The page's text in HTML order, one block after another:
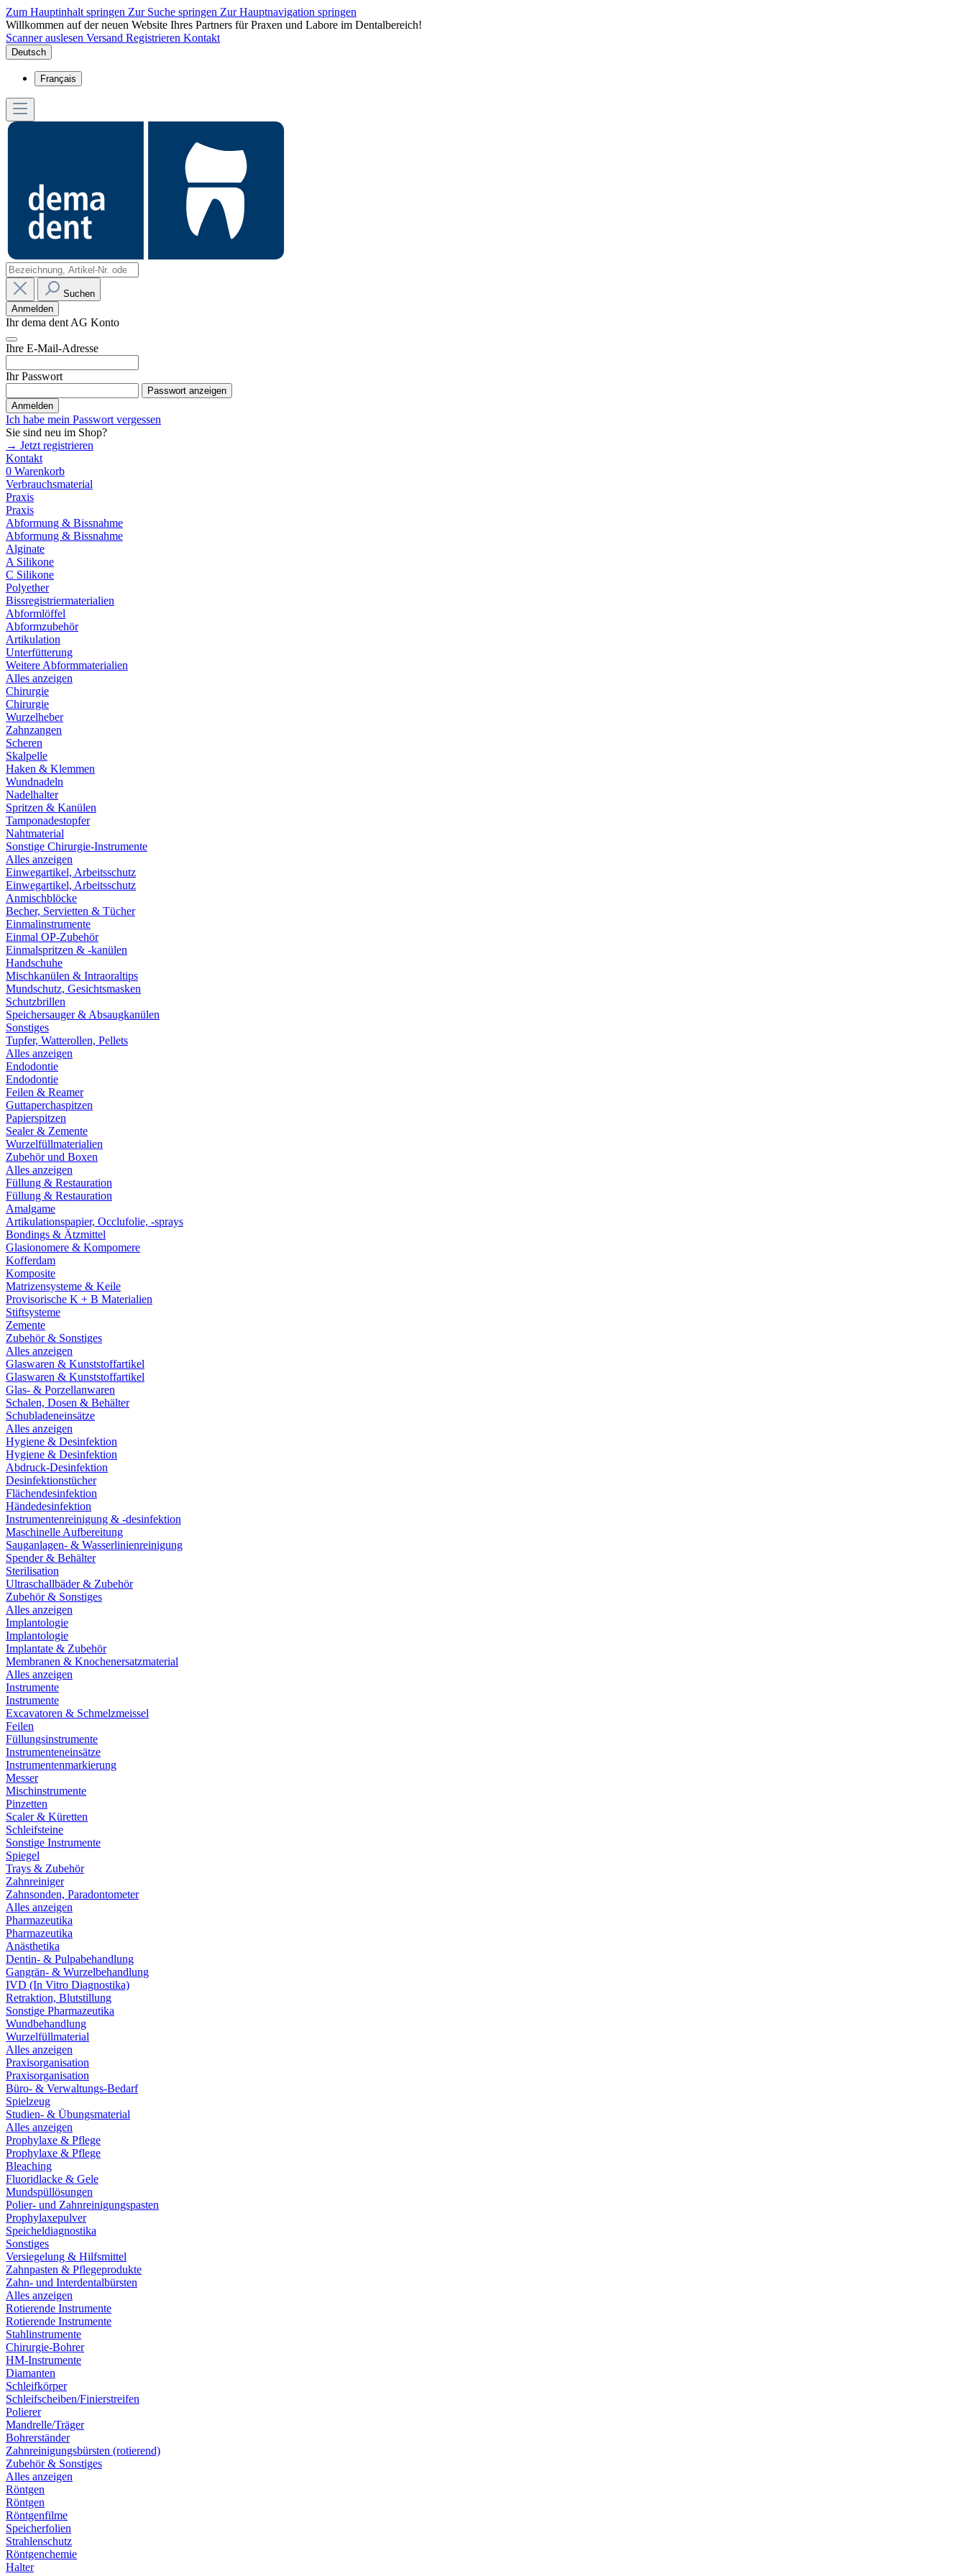
Zum Hauptinhalt springen Zur Suche springen Zur Hauptnavigation springen
Willkommen auf der neuen Website Ihres Partners für Praxen und Labore im Dentalbereich!
Scanner auslesen Versand Registrieren Kontakt
Deutsch
Français
Suchen
Anmelden
Ihr dema dent AG Konto
Ihre E-Mail-Adresse
Ihr Passwort
Passwort anzeigen
Anmelden
Ich habe mein Passwort vergessen
Sie sind neu im Shop?
→ Jetzt registrieren
Kontakt
0 Warenkorb
Verbrauchsmaterial
Praxis
Praxis
Abformung & Bissnahme
Abformung & Bissnahme
Alginate
A Silikone
C Silikone
Polyether
Bissregistriermaterialien
Abformlöffel
Abformzubehör
Artikulation
Unterfütterung
Weitere Abformmaterialien
Alles anzeigen
Chirurgie
Chirurgie
Wurzelheber
Zahnzangen
Scheren
Skalpelle
Haken & Klemmen
Wundnadeln
Nadelhalter
Spritzen & Kanülen
Tamponadestopfer
Nahtmaterial
Sonstige Chirurgie-Instrumente
Alles anzeigen
Einwegartikel, Arbeitsschutz
Einwegartikel, Arbeitsschutz
Anmischblöcke
Becher, Servietten & Tücher
Einmalinstrumente
Einmal OP-Zubehör
Einmalspritzen & -kanülen
Handschuhe
Mischkanülen & Intraoraltips
Mundschutz, Gesichtsmasken
Schutzbrillen
Speichersauger & Absaugkanülen
Sonstiges
Tupfer, Watterollen, Pellets
Alles anzeigen
Endodontie
Endodontie
Feilen & Reamer
Guttaperchaspitzen
Papierspitzen
Sealer & Zemente
Wurzelfüllmaterialien
Zubehör und Boxen
Alles anzeigen
Füllung & Restauration
Füllung & Restauration
Amalgame
Artikulationspapier, Occlufolie, -sprays
Bondings & Ätzmittel
Glasionomere & Kompomere
Kofferdam
Komposite
Matrizensysteme & Keile
Provisorische K + B Materialien
Stiftsysteme
Zemente
Zubehör & Sonstiges
Alles anzeigen
Glaswaren & Kunststoffartikel
Glaswaren & Kunststoffartikel
Glas- & Porzellanwaren
Schalen, Dosen & Behälter
Schubladeneinsätze
Alles anzeigen
Hygiene & Desinfektion
Hygiene & Desinfektion
Abdruck-Desinfektion
Desinfektionstücher
Flächendesinfektion
Händedesinfektion
Instrumentenreinigung & -desinfektion
Maschinelle Aufbereitung
Sauganlagen- & Wasserlinienreinigung
Spender & Behälter
Sterilisation
Ultraschallbäder & Zubehör
Zubehör & Sonstiges
Alles anzeigen
Implantologie
Implantologie
Implantate & Zubehör
Membranen & Knochenersatzmaterial
Alles anzeigen
Instrumente
Instrumente
Excavatoren & Schmelzmeissel
Feilen
Füllungsinstrumente
Instrumenteneinsätze
Instrumentenmarkierung
Messer
Mischinstrumente
Pinzetten
Scaler & Küretten
Schleifsteine
Sonstige Instrumente
Spiegel
Trays & Zubehör
Zahnreiniger
Zahnsonden, Paradontometer
Alles anzeigen
Pharmazeutika
Pharmazeutika
Anästhetika
Dentin- & Pulpabehandlung
Gangrän- & Wurzelbehandlung
IVD (In Vitro Diagnostika)
Retraktion, Blutstillung
Sonstige Pharmazeutika
Wundbehandlung
Wurzelfüllmaterial
Alles anzeigen
Praxisorganisation
Praxisorganisation
Büro- & Verwaltungs-Bedarf
Spielzeug
Studien- & Übungsmaterial
Alles anzeigen
Prophylaxe & Pflege
Prophylaxe & Pflege
Bleaching
Fluoridlacke & Gele
Mundspüllösungen
Polier- und Zahnreinigungspasten
Prophylaxepulver
Speicheldiagnostika
Sonstiges
Versiegelung & Hilfsmittel
Zahnpasten & Pflegeprodukte
Zahn- und Interdentalbürsten
Alles anzeigen
Rotierende Instrumente
Rotierende Instrumente
Stahlinstrumente
Chirurgie-Bohrer
HM-Instrumente
Diamanten
Schleifkörper
Schleifscheiben/Finierstreifen
Polierer
Mandrelle/Träger
Bohrerständer
Zahnreinigungsbürsten (rotierend)
Zubehör & Sonstiges
Alles anzeigen
Röntgen
Röntgen
Röntgenfilme
Speicherfolien
Strahlenschutz
Röntgenchemie
Halter